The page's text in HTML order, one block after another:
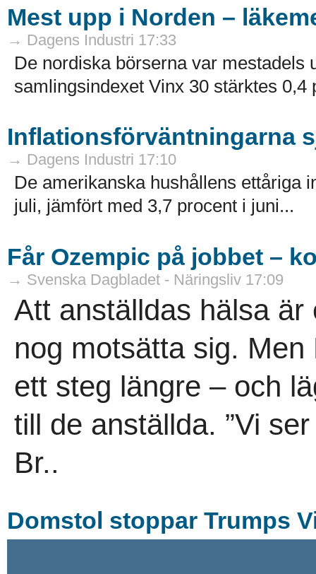
Mest upp i Norden –
→ Dagens Industri 17:33
De nordiska börserna var mestadels
samlingsindexet Vinx 30 stärktes 0,4
Inflationsförväntningarna
→ Dagens Industri 17:10
De amerikanska hushållens ettåriga
juli, jämfört med 3,7 procent i juni...
Får Ozempic på jobbet –
→ Svenska Dagbladet - Näringsliv 17:09
Att anställdas hälsa
nog motsätta sig.
ett steg längre – och
till de anställda. ”Vi
Br..
Domstol stoppar Trumps